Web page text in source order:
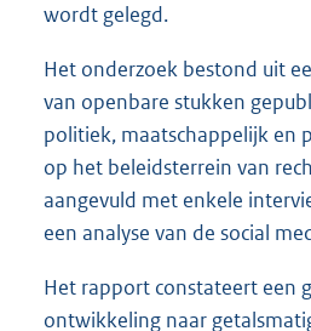
wordt gelegd.
Het onderzoek bestond uit
van openbare stukken
politiek, maatschappelijk en
op het beleidsterrein van
aangevuld met enkele
een analyse van de social
Het rapport constateert een
ontwikkeling naar